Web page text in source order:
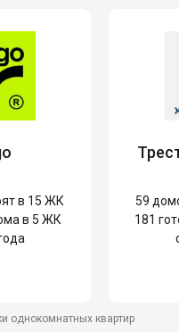
в 15 ЖК
в 5 ЖК
59
181
однокомнатных квартир